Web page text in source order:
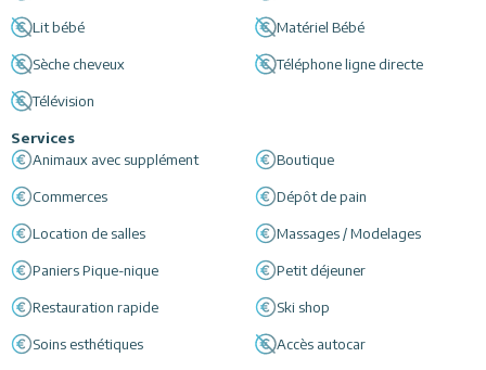
Lit bébé Matériel Bébé
Sèche cheveux Téléphone ligne directe
Télévision
Services
Animaux avec supplément Boutique
Commerces Dépôt de pain
Location de salles Massages / Modelages
Paniers Pique-nique Petit déjeuner
Restauration rapide Ski shop
Soins esthétiques Accès autocar